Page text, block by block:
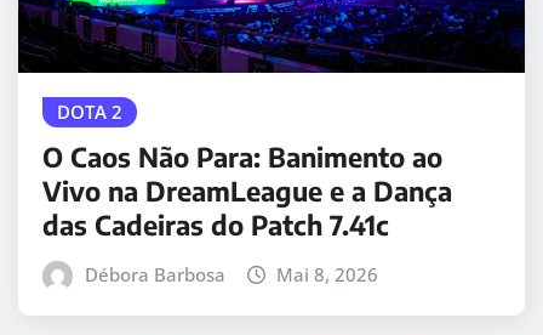
DOTA 2
O Caos Não Para: Banimento ao
Vivo na DreamLeague e a Dança
das Cadeiras do Patch 7.41c
Débora Barbosa Mai 8, 2026